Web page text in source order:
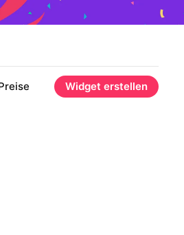
Widget erstellen